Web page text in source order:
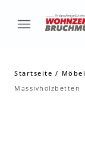
Startseite Möbel
Massivholzbetten